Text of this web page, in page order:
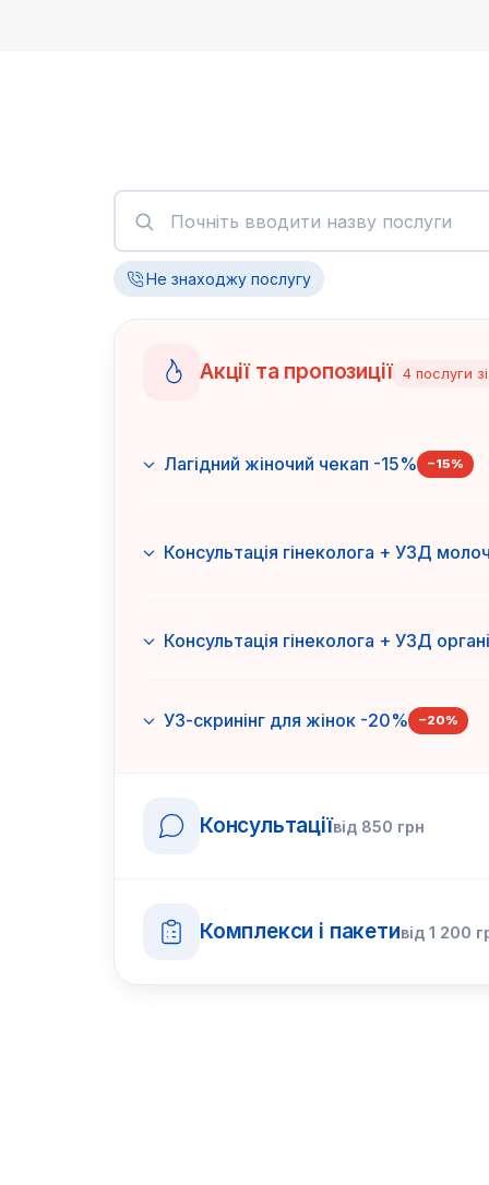
Не знаходжу послугу
Акції та пропозиції 4 послуги
Лагідний жіночий чекап -15% −15%
Консультація гінеколога + УЗД
Консультація гінеколога + УЗД
УЗ-скринінг для жінок -20% −20%
Консультаціївід 850 грн
Комплекси і пакетивід 1 200